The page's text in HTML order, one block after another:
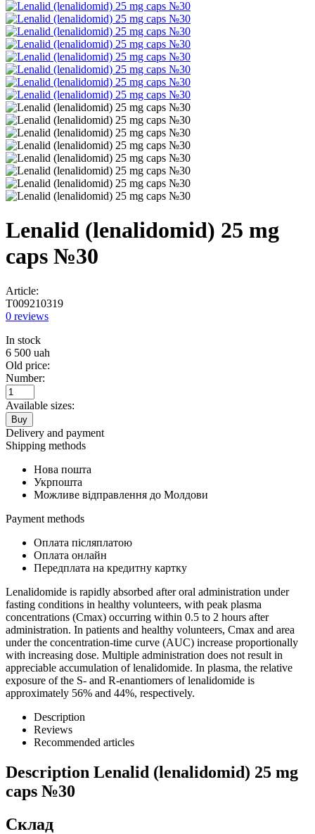
Lenalid (lenalidomid) 25 mg
caps №30
Article:
T009210319
0 reviews
In stock
6 500 uah
Old price:
Number:
Available sizes:
Buy
Delivery and payment
Shipping methods
Нова пошта
Укрпошта
Можливе відправлення до Молдови
Payment methods
Оплата післяплатою
Оплата онлайн
Передплата на кредитну картку
Lenalidomide is rapidly absorbed after oral administration under
fasting conditions in healthy volunteers, with peak plasma
concentrations (Cmax) occurring within 0.5 to 2 hours after
administration. In patients and healthy volunteers, Cmax and area
under the concentration-time curve (AUC) increase proportionally
with increasing dose. Multiple administration does not result in
appreciable accumulation of lenalidomide. In plasma, the relative
exposure of the S- and R-enantiomers of lenalidomide is
approximately 56% and 44%, respectively.
Description
Reviews
Recommended articles
Description Lenalid (lenalidomid) 25 mg
caps №30
Склад